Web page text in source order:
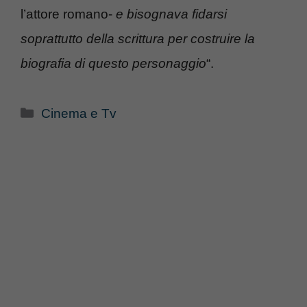
l’attore romano- e bisognava fidarsi
soprattutto della scrittura per costruire la
biografia di questo personaggio“.
Categorie
Cinema e Tv